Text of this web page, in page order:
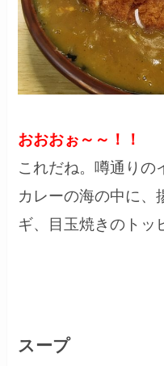
おおおぉ～～！！
これだね。噂通りの
カレーの海の中に、
ギ、目玉焼きのトッ
スープ